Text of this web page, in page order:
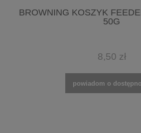
BROWNING KOSZYK
50G
8,50 zł
powiadom o